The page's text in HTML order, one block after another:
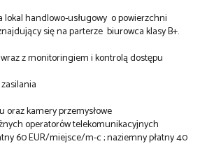
handlowo-usługowy o powierzchni
się na parterze biurowca klasy B+.
z monitoringiem i kontrolą dostępu
oraz kamery przemysłowe
operatorów telekomunikacyjnych
60 EUR/miejsce/m-c ; naziemny płatny 40